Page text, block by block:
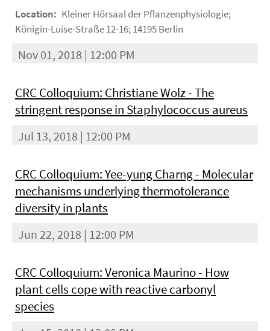
Location: Kleiner Hörsaal der Pflanzenphysiologie;
Königin-Luise-Straße 12-16; 14195 Berlin
Nov 01, 2018 | 12:00 PM
CRC Colloquium: Christiane Wolz - The
stringent response in Staphylococcus aureus
Jul 13, 2018 | 12:00 PM
CRC Colloquium: Yee-yung Charng - Molecular
mechanisms underlying thermotolerance
diversity in plants
Jun 22, 2018 | 12:00 PM
CRC Colloquium: Veronica Maurino - How
plant cells cope with reactive carbonyl
species